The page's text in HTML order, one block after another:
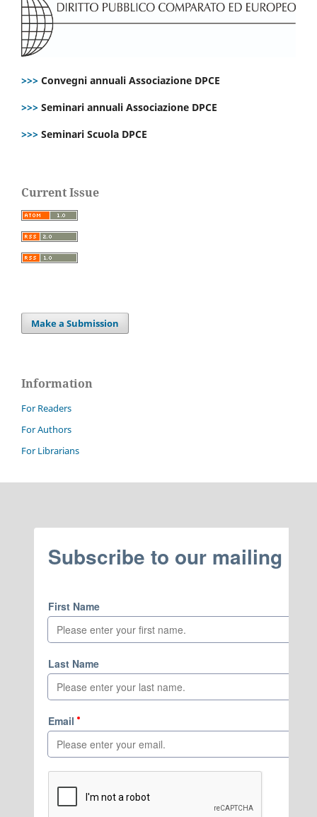
>>> Convegni annuali Associazione DPCE
>>> Seminari annuali Associazione DPCE
>>> Seminari Scuola DPCE
Current Issue
Make a Submission
Information
For Readers
For Authors
For Librarians